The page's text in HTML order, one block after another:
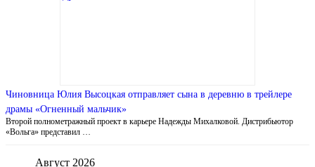
Чиновница Юлия Высоцкая отправляет сына в деревню в трейлере
драмы «Огненный мальчик»
Второй полнометражный проект в карьере Надежды Михалковой. Дистрибьютор
«Вольга» представил …
Август 2026